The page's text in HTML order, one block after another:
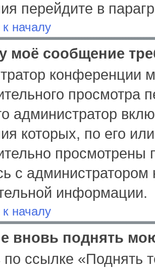
перейдите в
началу
моё сообщение
конференции
просмотра
администратор
которых, по его
просмотрены
с
информации.
началу
вновь поднять
ссылке «Поднять